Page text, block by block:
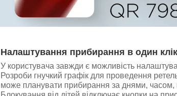
Налаштування прибирання в один клік
У користувача завжди є можливість
Розроби гнучкий графік для проведення
може планувати прибирання за днями,